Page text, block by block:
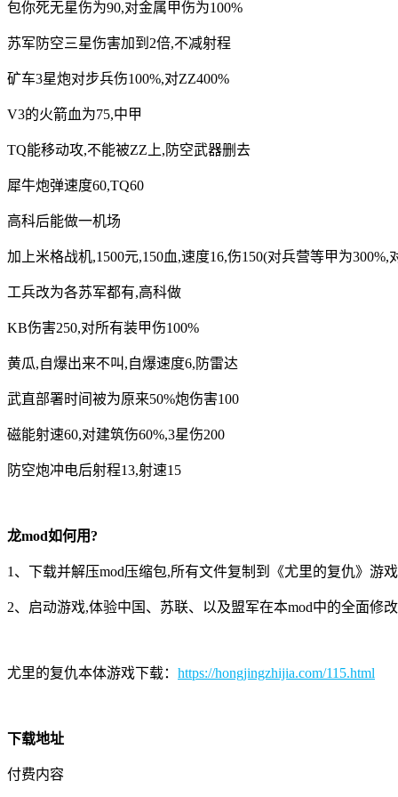
包你死无星伤为90,对金属甲伤为100%
苏军防空三星伤害加到2倍,不减射程
矿车3星炮对步兵伤100%,对ZZ400%
V3的火箭血为75,中甲
TQ能移动攻,不能被ZZ上,防空武器删去
犀牛炮弹速度60,TQ60
高科后能做一机场
加上米格战机,1500元,150血,速度16,伤150(对兵营等甲为300%,
工兵改为各苏军都有,高科做
KB伤害250,对所有装甲伤100%
黄瓜,自爆出来不叫,自爆速度6,防雷达
武直部署时间被为原来50%炮伤害100
磁能射速60,对建筑伤60%,3星伤200
防空炮冲电后射程13,射速15
龙mod如何用?
1、下载并解压mod压缩包,所有文件复制到《尤里的复仇》游
2、启动游戏,体验中国、苏联、以及盟军在本mod中的全面修改
尤里的复仇本体游戏下载： https://hongjingzhijia.com/115.html
下载地址
付费内容